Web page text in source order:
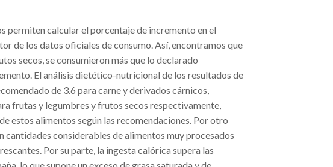
permiten calcular el porcentaje de incremento en el
de los datos oficiales de consumo. Así, encontramos que
secos, se consumieron más que lo declarado
El análisis dietético-nutricional de los resultados de
de 3.6 para carne y derivados cárnicos,
frutas y legumbres y frutos secos respectivamente,
estos alimentos según las recomendaciones. Por otro
cantidades considerables de alimentos muy procesados
Por su parte, la ingesta calórica supera las